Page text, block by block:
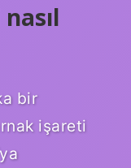
bir
işareti